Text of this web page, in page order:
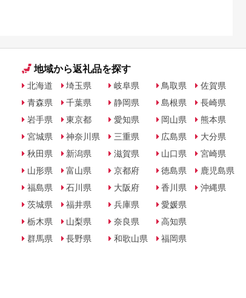
地域から返礼品を探す
北海道
青森県
岩手県
宮城県
秋田県
山形県
福島県
茨城県
栃木県
群馬県
埼玉県
千葉県
東京都
神奈川県
新潟県
富山県
石川県
福井県
山梨県
長野県
岐阜県
静岡県
愛知県
三重県
滋賀県
京都府
大阪府
兵庫県
奈良県
和歌山県
鳥取県
島根県
岡山県
広島県
山口県
徳島県
香川県
愛媛県
高知県
福岡県
佐賀県
長崎県
熊本県
大分県
宮崎県
鹿児島県
沖縄県